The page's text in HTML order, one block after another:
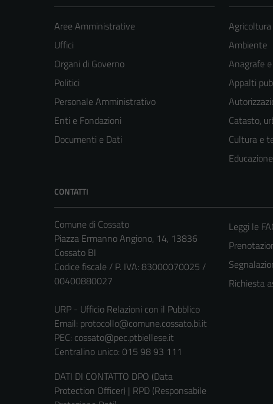
Aree Amministrative
Uffici
Organi di Governo
Politici
Personale Amministrativo
Enti e Fondazioni
Documenti e Dati
Ambiente
Anagrafe
Appalti
Catasto,
Cultura e
CONTATTI
Comune di Cossato
Piazza Ermanno Angiono, 14, 13836
Cossato BI
Codice fiscale / P. IVA: 83000070025 /
00400880027
URP - Ufficio Relazioni con il Pubblico
Email: protocollo@comune.cossato.bi.it
PEC: cossato@pec.ptbiellese.it
Centralino unico: 015 98 93 111
DATI DI CONTATTO DPO (Data
Protection Officer) | RPD (Responsabile
Leggi le
Richiesta